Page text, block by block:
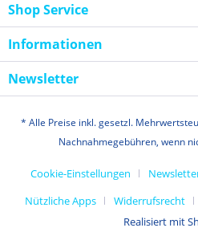
Shop Service
Informationen
Newsletter
* Alle Preise inkl. gesetzl.
Nachnahmegebühren, wenn
Cookie-Einstellungen
Nützliche Apps
Widerrufsrecht
Realisiert mit